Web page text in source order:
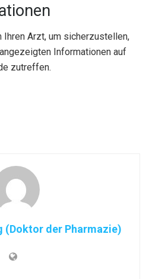
Ihren Arzt, um sicherzustellen,
Informationen auf
zutreffen.
(Doktor der Pharmazie)